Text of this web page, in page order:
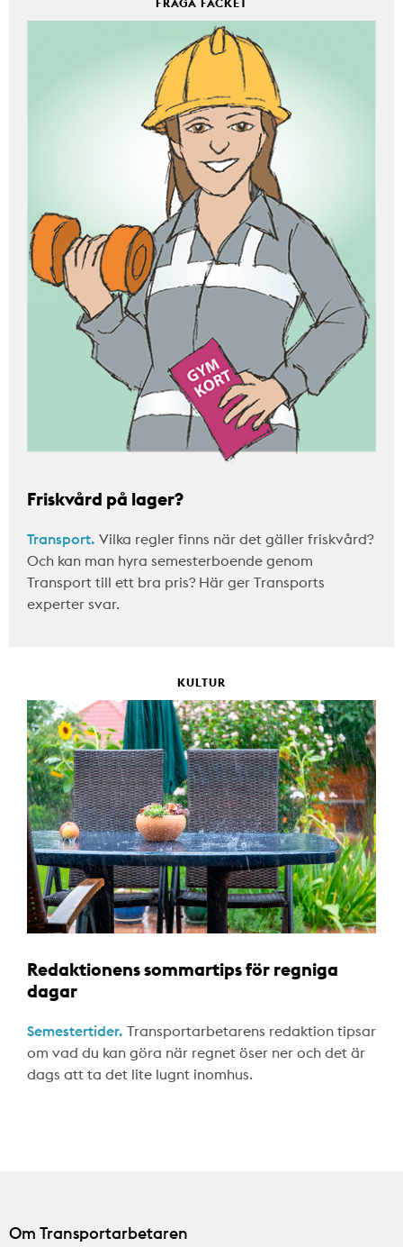
Friskvård på lager?
Transport. Vilka regler finns när det gäller friskvård?
Och kan man hyra semesterboende genom
Transport till ett bra pris? Här ger Transports
experter svar.
KULTUR
Redaktionens sommartips för regniga
dagar
Semestertider. Transportarbetarens redaktion tipsar
om vad du kan göra när regnet öser ner och det är
dags att ta det lite lugnt inomhus.
Om Transportarbetaren